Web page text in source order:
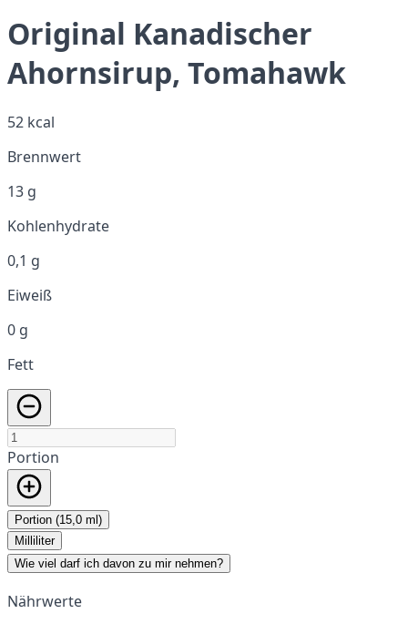
Original Kanadischer
Ahornsirup, Tomahawk
52 kcal
Brennwert
13 g
Kohlenhydrate
0,1 g
Eiweiß
0 g
Fett
Portion
Portion (15,0 ml)
Milliliter
Wie viel darf ich davon zu mir nehmen?
Nährwerte